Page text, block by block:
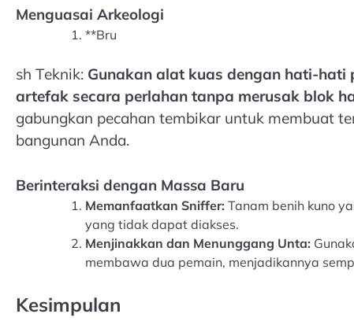
Menguasai Arkeologi
**Bru
sh Teknik: Gunakan alat kuas dengan hati-
artefak secara perlahan tanpa merusak blok
gabungkan pecahan tembikar untuk membuat
bangunan Anda.
Berinteraksi dengan Massa Baru
Memanfaatkan Sniffer: Tanam benih kuno
yang tidak dapat diakses.
Menjinakkan dan Menunggang Unta:
membawa dua pemain, menjadikannya
Kesimpulan